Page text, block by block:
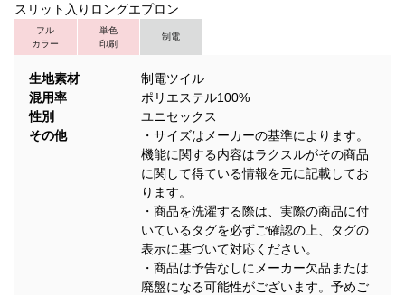
スリット入りロングエプロン
フル
カラー
単色
印刷
制電
生地素材
制電ツイル
混用率
ポリエステル100%
性別
ユニセックス
その他
・サイズはメーカーの基準によります。
機能に関する内容はラクスルがその商品
に関して得ている情報を元に記載してお
ります。
・商品を洗濯する際は、実際の商品に付
いているタグを必ずご確認の上、タグの
表示に基づいて対応ください。
・商品は予告なしにメーカー欠品または
廃盤になる可能性がございます。予めご